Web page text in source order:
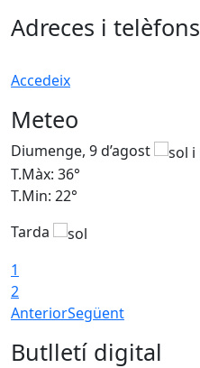
Adreces i telèfons
Accedeix
Meteo
Diumenge, 9 d’agost
T.Màx: 36°
T.Min: 22°
Tarda
1
2
AnteriorSegüent
Butlletí digital